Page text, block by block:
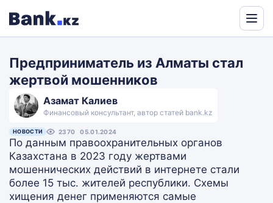
Translate
Предприниматель из Алматы стал
жертвой мошенников
Азамат Калиев
Финансовый консультант, автор статей bank.kz
НОВОСТИ 2370 05.01.2024
По данным правоохранительных органов
Казахстана в 2023 году жертвами
мошеннических действий в интернете стали
более 15 тыс. жителей республики. Схемы
хищения денег применяются самые